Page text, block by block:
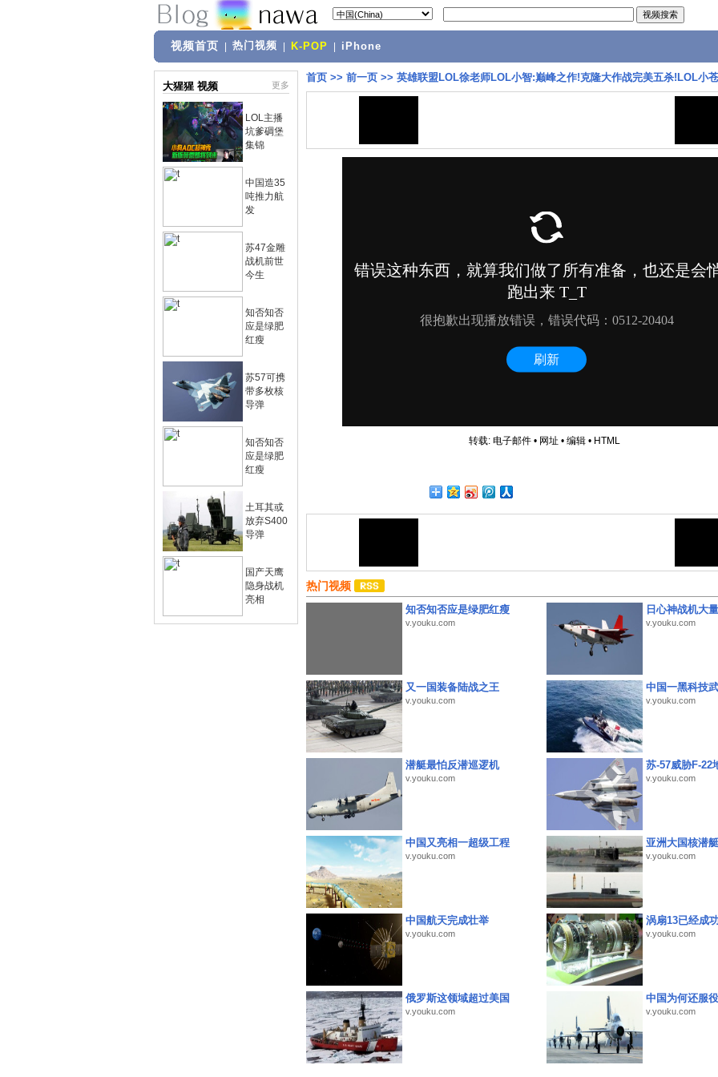
视频首页 热门视频 K-POP iPhone
大猩猩 视频 更多
LOL主播
坑爹碉堡
集锦
中国造35
吨推力航
发
苏47金雕
战机前世
今生
知否知否
应是绿肥
红瘦
苏57可携
带多枚核
导弹
知否知否
应是绿肥
红瘦
土耳其或
放弃S400
导弹
国产天鹰
隐身战机
亮相
首页 >> 前一页 >> 英雄联盟LOL徐老师LOL小智:巅峰之作!克隆大作战完美五杀!LOL小苍
转载: 电子邮件• 网址 • 编辑• HTML
热门视频
知否知否应是绿肥红瘦
v.youku.com
日心神战机大
v.youku.com
又一国装备陆战之王
v.youku.com
中国一黑科技
v.youku.com
潜艇最怕反潜巡逻机
v.youku.com
苏-57威胁F-22
v.youku.com
中国又亮相一超级工程
v.youku.com
亚洲大国核潜
v.youku.com
中国航天完成壮举
v.youku.com
涡扇13已经成
v.youku.com
俄罗斯这领域超过美国
v.youku.com
中国为何还服
v.youku.com